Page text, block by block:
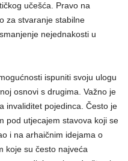
učešća. Pravo na
za stvaranje stabilne
nejednakosti u
ispuniti svoju ulogu
osnovi s drugima. Važno je
invaliditet pojedinca. Često je
pod utjecajem stavova koji se
i na arhaičnim idejama o
koje su često najveća